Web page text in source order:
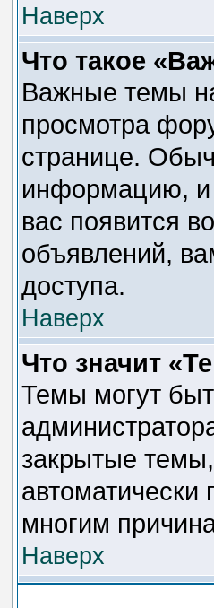
Наверх
Что такое
Важные темы
просмотра
странице.
информацию, и
вас появится
объявлений,
доступа.
Наверх
Что значит
Темы могут
закрытые
многим
Наверх